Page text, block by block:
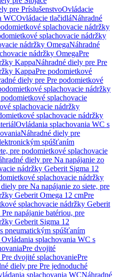
pre PríslušenstvoOvládacie
WCOvládacie tlačidláNáhradné
splachovacie nádržky
splachovacie nádržky
nádržky OmegaNáhradné
nádržky OmegaPre
KappaNáhradné diely pre Pre
KappaPre podomietkové
diely pre Pre podomietkové
splachovacie nádržky
splachovacie
splachovacie nádržky
splachovacie nádržky
Ovládania splachovania WC s
Náhradné diely pre
spúšťaním
pre podomietkové splachovacie
diely pre Na napájanie zo
nádržky Geberit Sigma 12
splachovacie nádržky
pre Na napájanie zo siete, pre
Geberit Omega 12 cmPre
splachovacie nádržky Geberit
napájanie batériou, pre
Geberit Sigma 12
pneumatickým spúšťaním
splachovania WC s
Pre dvojité
dvojité splachovaniePre
diely pre Pre jednoduché
splachovania WCNáhradné